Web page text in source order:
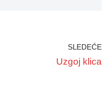
SLEDEĆE
Uzgoj klica